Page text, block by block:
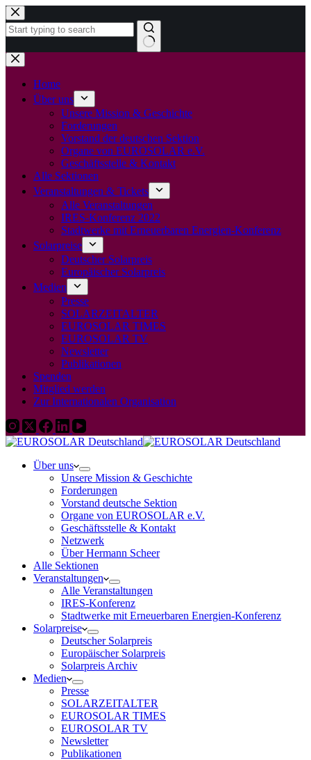
Zum
Inhalt
springen
Keine
Ergebnisse
Home
Über uns
Unsere Mission & Geschichte
Forderungen
Vorstand der deutschen Sektion
Organe von EUROSOLAR e.V.
Geschäftsstelle & Kontakt
Alle Sektionen
Veranstaltungen & Tickets
Alle Veranstaltungen
IRES-Konferenz 2022
Stadtwerke mit Erneuerbaren Energien-Konferenz
Solarpreise
Deutscher Solarpreis
Europäischer Solarpreis
Medien
Presse
SOLARZEITALTER
EUROSOLAR TIMES
EUROSOLAR TV
Newsletter
Publikationen
Spenden
Mitglied werden
Zur Internationalen Organisation
Über uns
Unsere Mission & Geschichte
Forderungen
Vorstand deutsche Sektion
Organe von EUROSOLAR e.V.
Geschäftsstelle & Kontakt
Netzwerk
Über Hermann Scheer
Alle Sektionen
Veranstaltungen
Alle Veranstaltungen
IRES-Konferenz
Stadtwerke mit Erneuerbaren Energien-Konferenz
Solarpreise
Deutscher Solarpreis
Europäischer Solarpreis
Solarpreis Archiv
Medien
Presse
SOLARZEITALTER
EUROSOLAR TIMES
EUROSOLAR TV
Newsletter
Publikationen